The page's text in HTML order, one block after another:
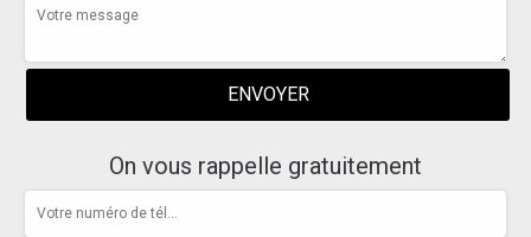
On vous rappelle gratuitement